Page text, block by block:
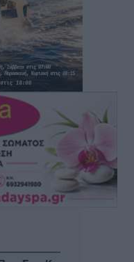
Μπρένο Σαλβατιέρα
της νέας
και μία